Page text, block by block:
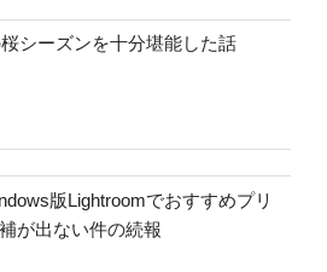
シーズンを十分堪能した話
版Lightroomでおすすめプリ
が出ない件の続報